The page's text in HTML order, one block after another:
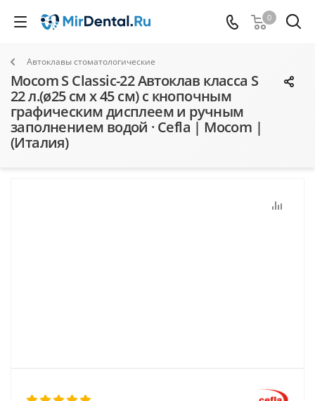
0
Автоклавы стоматологические
Mocom S Classic-22 Автоклав класса S
22 л.(ø25 см x 45 cм) с кнопочным
графическим дисплеем и ручным
заполнением водой · Cefla | Mocom |
(Италия)